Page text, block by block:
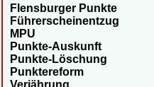
Flensburger Punkte
Führerscheinentzug
MPU
Punkte-Auskunft
Punkte-Löschung
Punktereform